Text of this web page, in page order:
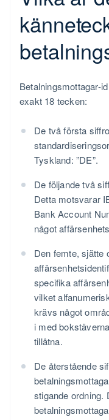
Betalningsmottagar-
exakt 18 tecken:
De två första
Tyskland: ”DE”.
De följande två
Detta motsvarar
Bank Account
något
Den femte, sjätte
specifika
vilket
krävs något
i med
tillåtna.
De återstående
stigande ordning.